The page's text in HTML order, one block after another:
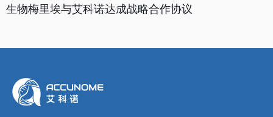
生物梅里埃与艾科诺达成战略合作协议